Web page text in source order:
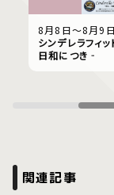
8月8日〜8月9日
シンデレラフィ
日和につき‐
関連記事